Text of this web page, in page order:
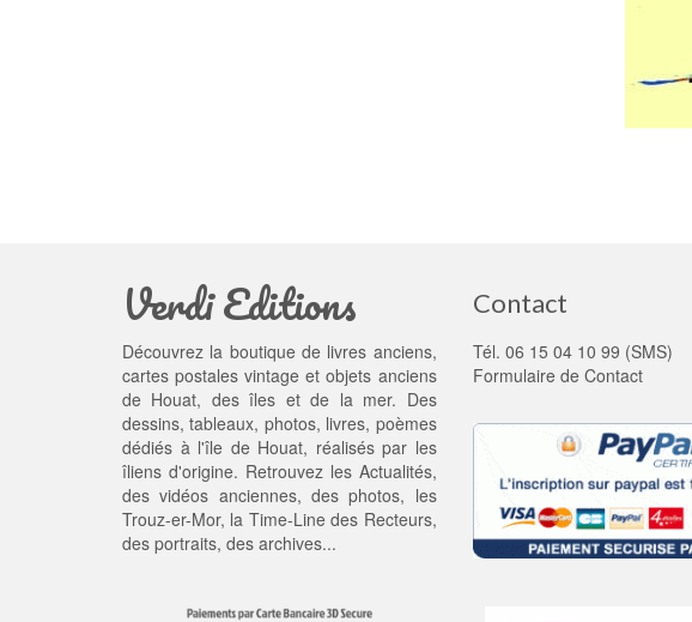
Verdi Editions
Découvrez la boutique de livres anciens,
cartes postales vintage et objets anciens
de Houat, des îles et de la mer. Des
dessins, tableaux, photos, livres, poèmes
dédiés à l'île de Houat, réalisés par les
îliens d'origine. Retrouvez les Actualités,
desvidéos anciennes, desphotos, les
Trouz-er-Mor, la Time-Line des Recteurs,
des portraits, des archives...
Contact
Tél. 06 15 04 10 99 (SMS)
Formulaire de Contact